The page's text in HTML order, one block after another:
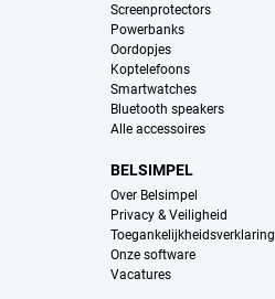
Screenprotectors
Powerbanks
Oordopjes
Koptelefoons
Smartwatches
Bluetooth speakers
Alle accessoires
BELSIMPEL
Over Belsimpel
Privacy & Veiligheid
Toegankelijkheidsverklaring
Onze software
Vacatures